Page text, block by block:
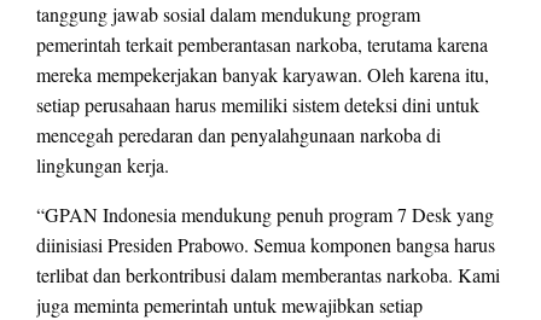
tanggung jawab sosial dalam mendukung program
pemerintah terkait pemberantasan narkoba, terutama karena
mereka mempekerjakan banyak karyawan. Oleh karena itu,
setiap perusahaan harus memiliki sistem deteksi dini untuk
mencegah peredaran dan penyalahgunaan narkoba di
lingkungan kerja.
“GPAN Indonesia mendukung penuh program 7 Desk yang
diinisiasi Presiden Prabowo. Semua komponen bangsa harus
terlibat dan berkontribusi dalam memberantas narkoba. Kami
juga meminta pemerintah untuk mewajibkan setiap